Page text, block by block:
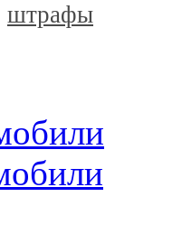
штрафы